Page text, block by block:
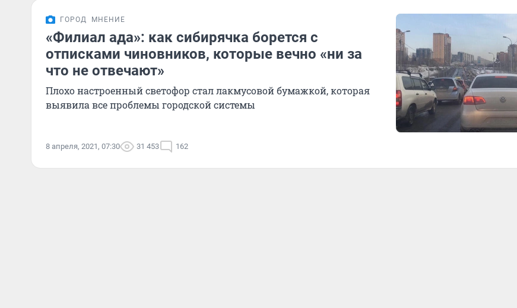
ГОРОД МНЕНИЕ
«Филиал ада»: как сибирячка борется с
отписками чиновников, которые вечно «ни за
что не отвечают»
Плохо настроенный светофор стал лакмусовой бумажкой, которая
выявила все проблемы городской системы
8 апреля, 2021, 07:30 31 453 162